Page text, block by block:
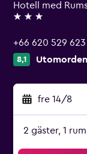
Hotell med
3 stjärnor
+66 620 529 623
8,1
fre 14/8
2 gäster, 1 rum